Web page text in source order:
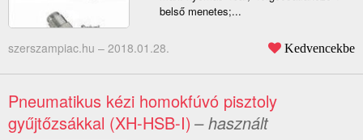
belső menetes;...
szerszampiac.hu – 2018.01.28. Kedvencekbe
Pneumatikus kézi homokfúvó pisztoly
gyűjtőzsákkal (XH-HSB-I) – használt